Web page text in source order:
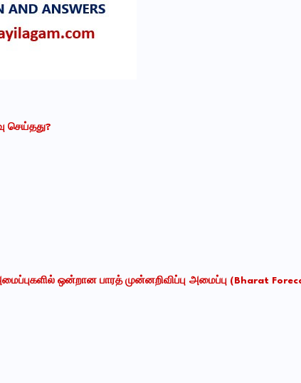
செய்தது?
ஒன்றான பாரத் முன்னறிவிப்பு அமைப்பு (Bharat